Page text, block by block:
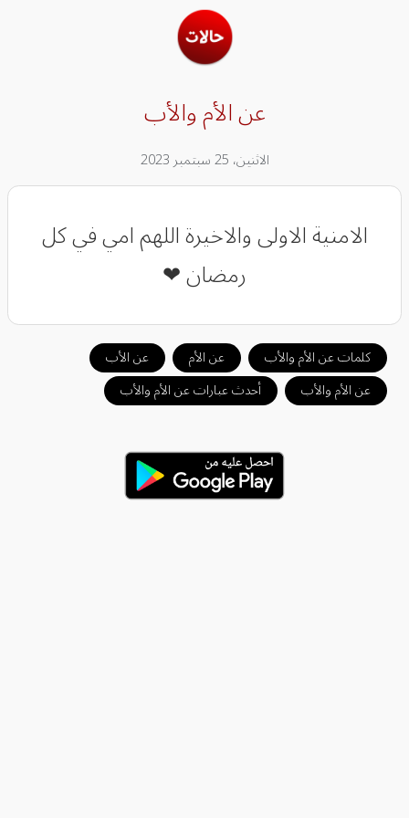
عن الأم والأب
الاثنين، 25 سبتمبر 2023
الامنية الاولى والاخيرة اللهم امي في كل
رمضان ❤
كلمات عن الأم والأب عن الأم
عن الأب
عن الأم والأب
أحدث عبارات عن الأم والأب